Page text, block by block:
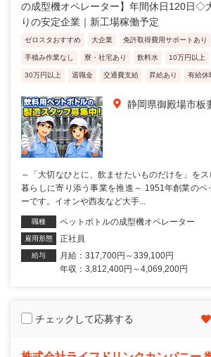
の成型機オペレーター】年間休日120日◇
りの安定企業｜新工場稼働予定
ゼロスタおすすめ 大企業 免許取得費用サポートあり
手積み作業なし 寮・社宅あり 飲料水 10万円以上
30万円以上 退職金 交通費支給 昇給あり 有給休
静岡県御殿場市板
～「大切なひとに、飲ませたいものだけを」を
暮らしに寄り添う事業を推進～ 1951年創業のペ
ーです。イオンや西友など大手...
職種 ペットボトルの成型機オペレーター
雇用形態 正社員
給与
月給：317,700円～339,100円
年収：3,812,400円～4,069,200円
チェックして応募する